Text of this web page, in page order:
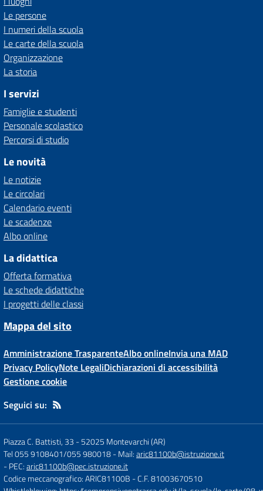
Le persone
I numeri della scuola
Le carte della scuola
Organizzazione
La storia
I servizi
Famiglie e studenti
Personale scolastico
Percorsi di studio
Le novità
Le notizie
Le circolari
Calendario eventi
Le scadenze
Albo online
La didattica
Offerta formativa
Le schede didattiche
I progetti delle classi
Mappa del sito
Amministrazione TrasparenteAlbo onlineInvia una MAD
Privacy PolicyNote LegaliDichiarazioni di accessibilità
Gestione cookie
Seguici su:
Piazza C. Battisti, 33 -52025 Montevarchi (AR)
Tel 055 9108401/055 980018- Mail:aric81100b@istruzione.it
- PEC:aric81100b@pec.istruzione.it
Codice meccanografico: ARIC81100B - C.F. 81003670510